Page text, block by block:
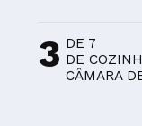
3 DE 7
DE
CÂMARA